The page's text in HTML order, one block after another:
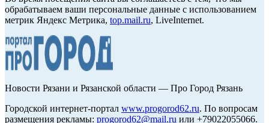
обрабатываем ваши персональные данные с использованием
метрик Яндекс Метрика, top.mail.ru, LiveInternet.
Новости Рязани и Рязанской области — Про Город Рязань
Городской интернет-портал www.progorod62.ru. По вопросам
размещения рекламы: progorod62@mail.ru или +79022055066.